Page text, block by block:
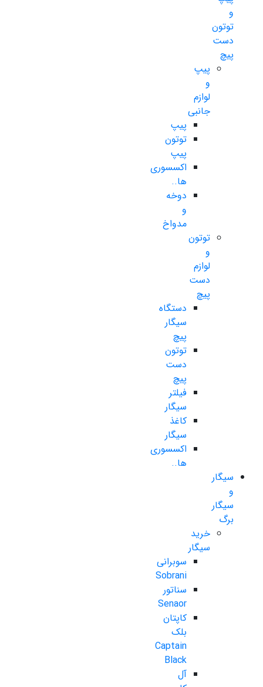
و
توتون
دست
پیچ
پیپ
و
لوازم
جانبی
پیپ
توتون
پیپ
اکسسوری
ها..
دوخه
و
مدواخ
توتون
و
لوازم
دست
پیچ
دستگاه
سیگار
پیچ
توتون
دست
پیچ
فیلتر
سیگار
کاغذ
سیگار
اکسسوری
ها..
سیگار
و
سیگار
برگ
خرید
سیگار
سوبرانی
Sobrani
سناتور
Senaor
کاپتان
بلک
Captain
Black
آل